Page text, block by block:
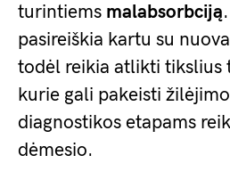
turintiems malabsorbciją
pasireiškia kartu su
todėl reikia atlikti tikslius
kurie gali pakeisti
diagnostikos etapams
dėmesio.